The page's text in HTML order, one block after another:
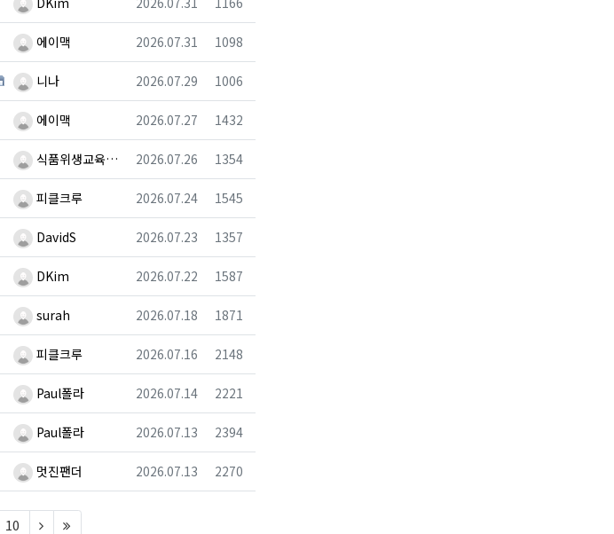
등록자에이맥 등록일
2026.07.31 조회
1098
등록자니나 등록일
2026.07.29 조회
1006
등록자에이맥 등록일
2026.07.27 조회
1432
등록자식품위생교육… 등록일
2026.07.26 조회
1354
등록자피클크루 등록일
2026.07.24 조회
1545
등록자DavidS 등록일
2026.07.23 조회
1357
등록자DKim 등록일
2026.07.22 조회
1587
등록자surah 등록일
2026.07.18 조회
1871
등록자피클크루 등록일
2026.07.16 조회
2148
등록자Paul폴라 등록일
2026.07.14 조회
2221
등록자Paul폴라 등록일
2026.07.13 조회
2394
등록자멋진팬더 등록일
2026.07.13 조회
2270
10 (next)